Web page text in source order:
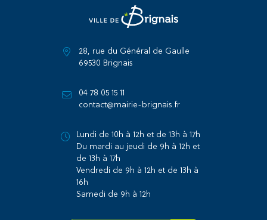
28, rue du Général de Gaulle
69530 Brignais
04 78 05 15 11
contact@mairie-brignais.fr
Lundi de 10h à 12h et de 13h à 17h
Du mardi au jeudi de 9h à 12h et
de 13h à 17h
Vendredi de 9h à 12h et de 13h à
16h
Samedi de 9h à 12h